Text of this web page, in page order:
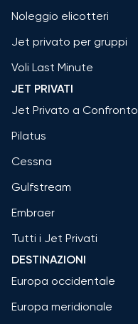
Noleggio elicotteri
Jet privato per gruppi
Voli Last Minute
JET PRIVATI
Jet Privato a Confronto
Pilatus
Cessna
Gulfstream
Embraer
Tutti i Jet Privati
DESTINAZIONI
Europa occidentale
Europa meridionale